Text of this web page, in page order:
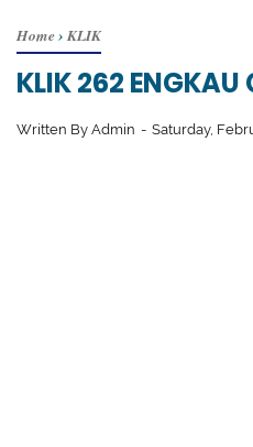
Home› KLIK
KLIK 262
Written By Admin Saturday,